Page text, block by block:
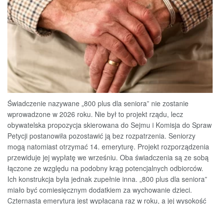
Świadczenie nazywane „800 plus dla seniora” nie zostanie
wprowadzone w 2026 roku. Nie był to projekt rządu, lecz
obywatelska propozycja skierowana do Sejmu i Komisja do Spraw
Petycji postanowiła pozostawić ją bez rozpatrzenia. Seniorzy
mogą natomiast otrzymać 14. emeryturę. Projekt rozporządzenia
przewiduje jej wypłatę we wrześniu. Oba świadczenia są ze sobą
łączone ze względu na podobny krąg potencjalnych odbiorców.
Ich konstrukcja była jednak zupełnie inna. „800 plus dla seniora”
miało być comiesięcznym dodatkiem za wychowanie dzieci.
Czternasta emerytura jest wypłacana raz w roku, a jej wysokość